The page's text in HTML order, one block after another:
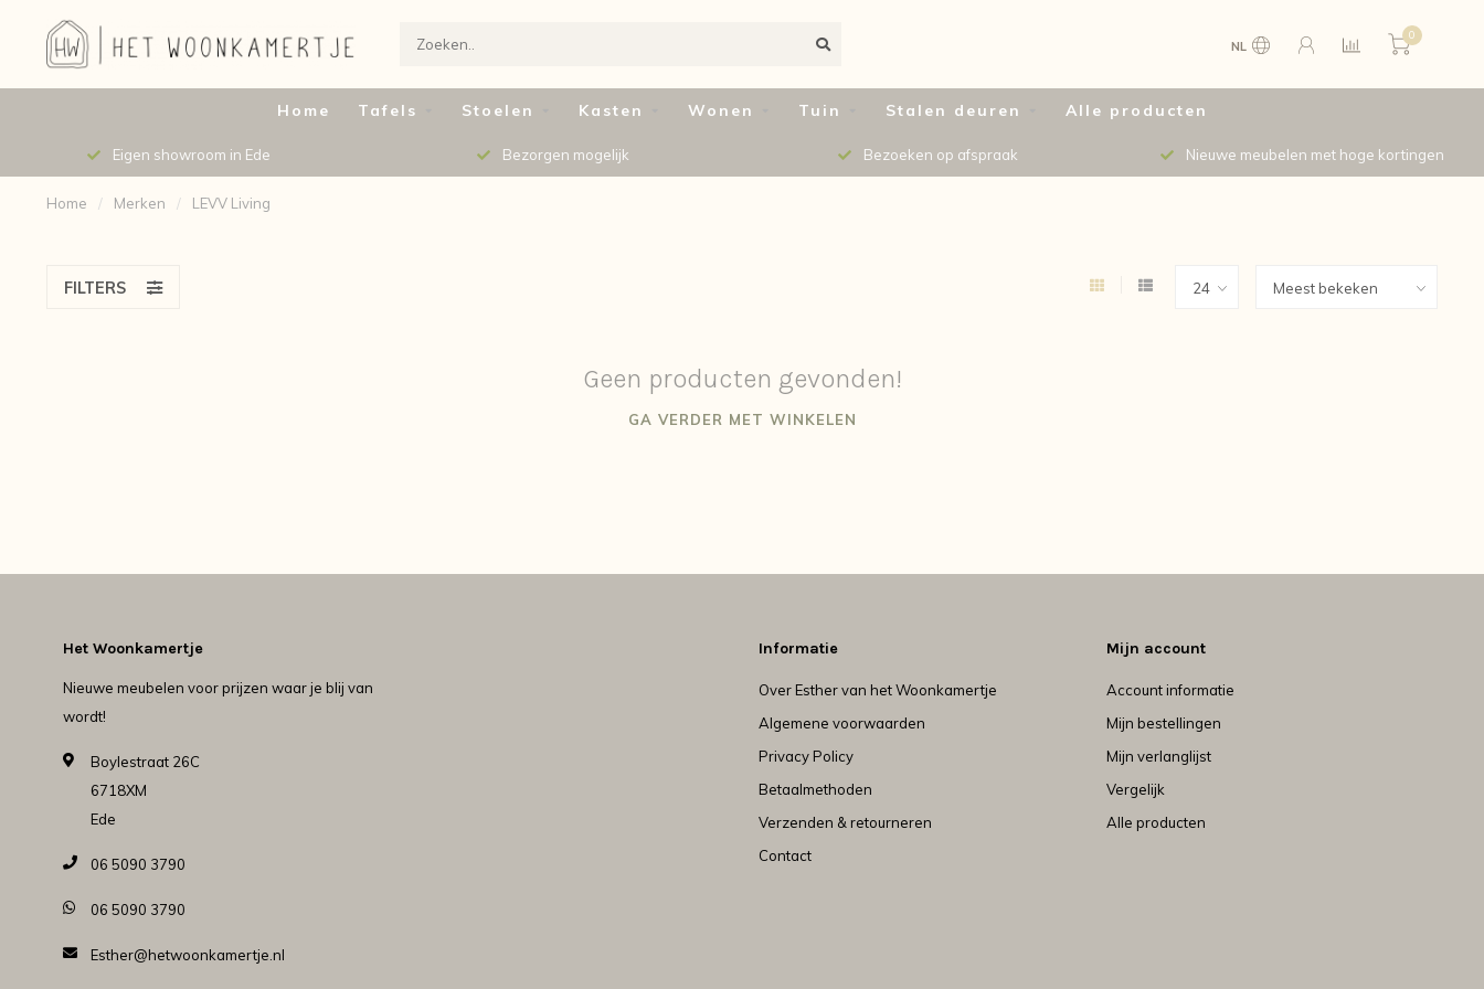
NL
0
Home Tafels Stoelen Kasten Wonen Tuin Stalen deuren Alle producten
Eigen showroom in Ede Bezorgen mogelijk Bezoeken op afspraak Nieuwe meubelen met hoge kortingen
Home / Merken / LEVV Living
FILTERS
Geen producten gevonden!
GA VERDER MET WINKELEN
Het Woonkamertje
Nieuwe meubelen voor prijzen waar je blij van
wordt!
Boylestraat 26C
6718XM
Ede
06 5090 3790
06 5090 3790
Esther@hetwoonkamertje.nl
Informatie
Over Esther van het Woonkamertje
Algemene voorwaarden
Privacy Policy
Betaalmethoden
Verzenden & retourneren
Contact
Mijn account
Account informatie
Mijn bestellingen
Mijn verlanglijst
Vergelijk
Alle producten